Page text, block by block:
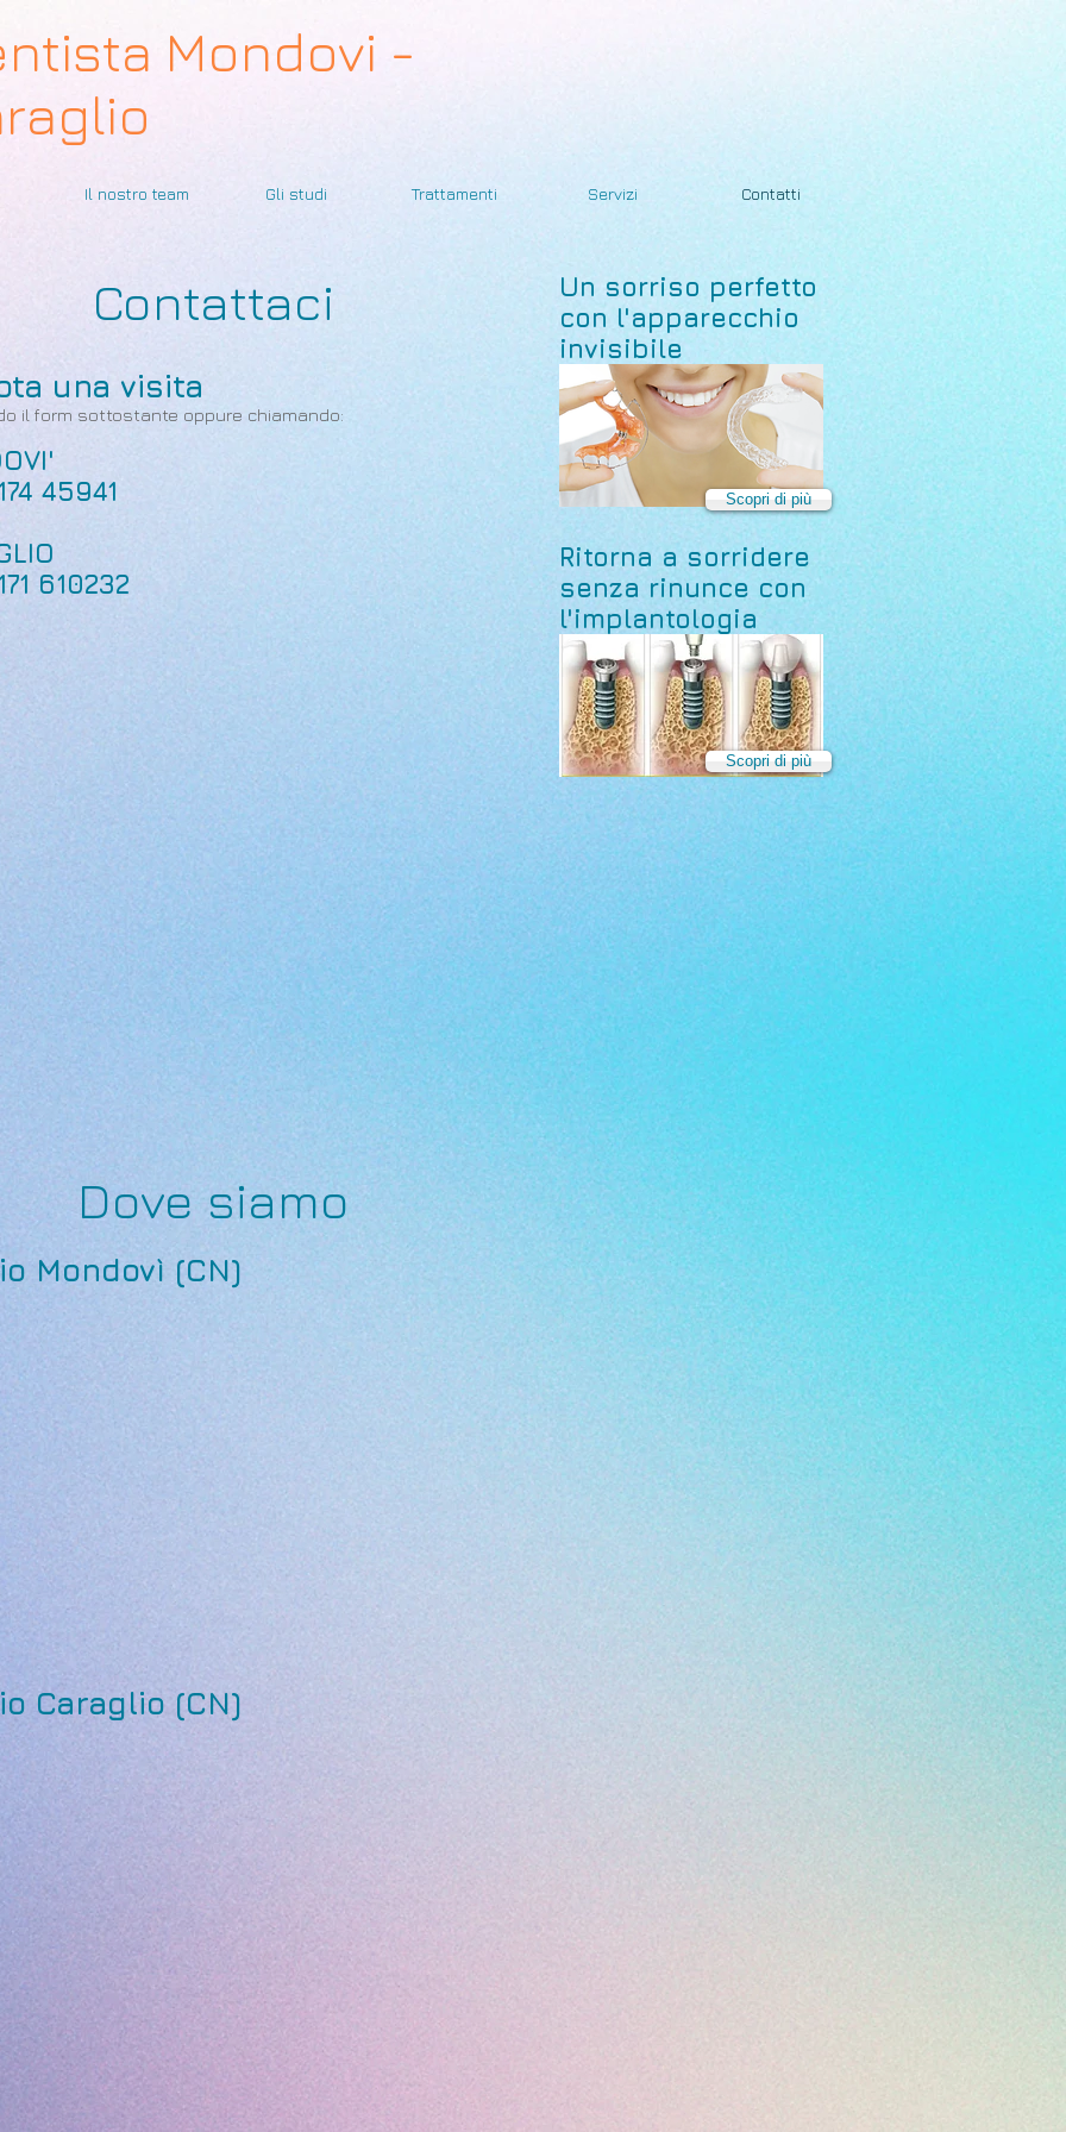
Il nostro team Gli studi Trattamenti Servizi Contatti
Mondovi -
Contattaci
una visita
il form sottostante oppure chiamando:
45941
610232
Dove siamo
Mondovì (CN)
Caraglio (CN)
Un sorriso perfetto
con l'apparecchio
invisibile
Scopri di più
Ritorna a sorridere
senza rinunce con
l'implantologia
Scopri di più